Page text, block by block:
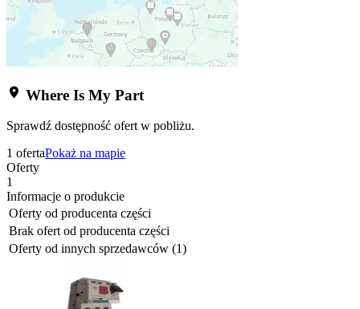
Where Is My Part
Sprawdź dostępność ofert w pobliżu.
1 ofertaPokaż na mapie
Oferty
1
Informacje o produkcie
Oferty od producenta części
Brak ofert od producenta części
Oferty od innych sprzedawców (1)